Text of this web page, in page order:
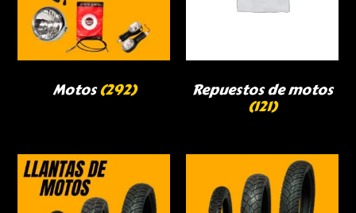
Motos(292) Repuestos de motos
(121)